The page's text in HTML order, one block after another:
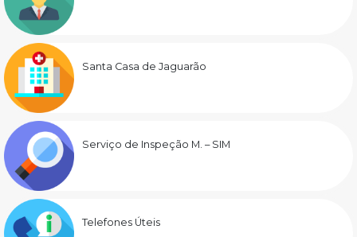
Santa Casa de Jaguarão
Serviço de Inspeção M. – SIM
Telefones Úteis